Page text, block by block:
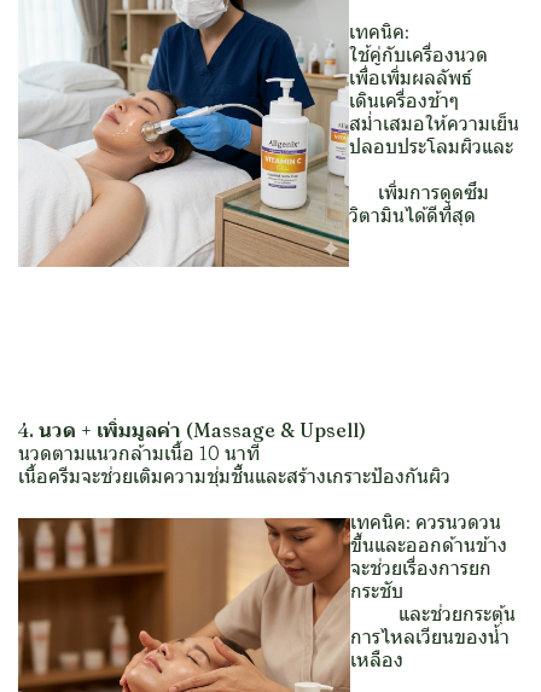
เทคนิค:
ใช้คู่กับเครื่องนวด
เพื่อเพิ่มผลลัพธ์
เดินเครื่องช้าๆ
สม่ำเสมอให้ความเย็น
ปลอบประโลมผิวและ
เพิ่มการดูดซึม
วิตามินได้ดีที่สุด
4. นวด + เพิ่มมูลค่า (Massage & Upsell)
นวดตามแนวกล้ามเนื้อ 10 นาที
เนื้อครีมจะช่วยเติมความชุ่มชื้นและสร้างเกราะป้องกันผิว
เทคนิค: ควรนวดวน
ขึ้นและออกด้านข้าง
จะช่วยเรื่องการยก
กระชับ
และช่วยกระตุ้น
การไหลเวียนของน้ำ
เหลือง